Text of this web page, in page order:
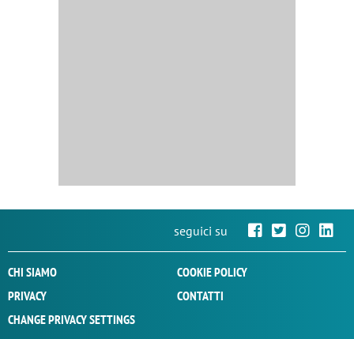
seguici su
CHI SIAMO
COOKIE POLICY
PRIVACY
CONTATTI
CHANGE PRIVACY SETTINGS